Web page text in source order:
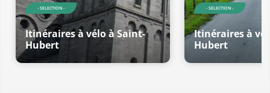
- SELECTION -
Itinéraires à vélo à Saint-
Hubert
- SELECTION -
Itinéraires à
Hubert